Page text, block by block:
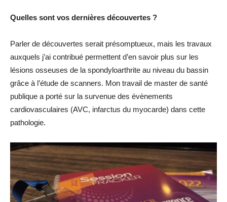
Quelles sont vos dernières découvertes ?
Parler de découvertes serait présomptueux, mais les travaux
auxquels j’ai contribué permettent d’en savoir plus sur les
lésions osseuses de la spondyloarthrite au niveau du bassin
grâce à l’étude de scanners. Mon travail de master de santé
publique a porté sur la survenue des évènements
cardiovasculaires (AVC, infarctus du myocarde) dans cette
pathologie.